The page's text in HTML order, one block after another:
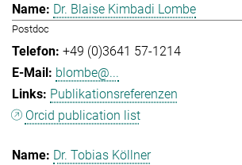
Dr. Blaise Kimbadi Lombe
Postdoc
+49 (0)3641 57-1214
blombe@...
Publikationsreferenzen
Orcid publication list
Dr. Tobias Köllner